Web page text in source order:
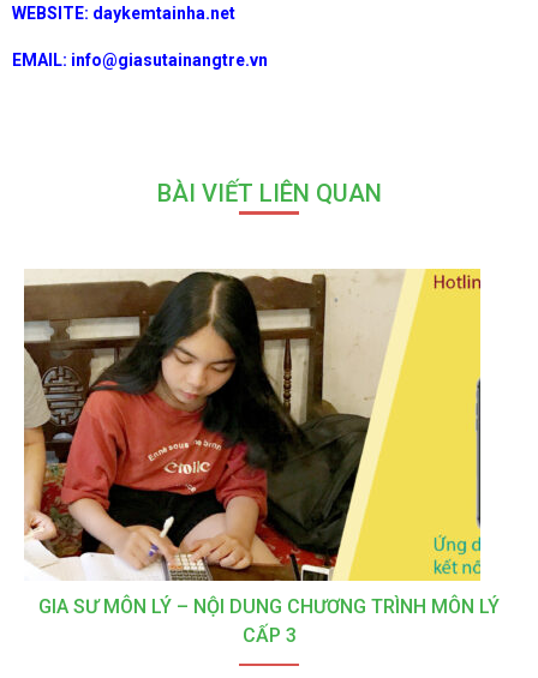
WEBSITE: daykemtainha.net
EMAIL: info@giasutainangtre.vn
BÀI VIẾT LIÊN QUAN
GIA SƯ MÔN LÝ – NỘI DUNG CHƯƠNG TRÌNH MÔN LÝ
CẤP 3